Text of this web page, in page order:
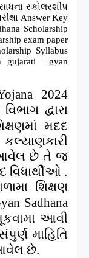
સ્કોલરશીપ
Answer Key
Scholarship
exam paper
Syllabus
gujarati | gyan
2024
દ્વારા
મદદ
છે તે જ
.
શિક્ષણ
Sadhana
આવી
માહિતિ
છે.